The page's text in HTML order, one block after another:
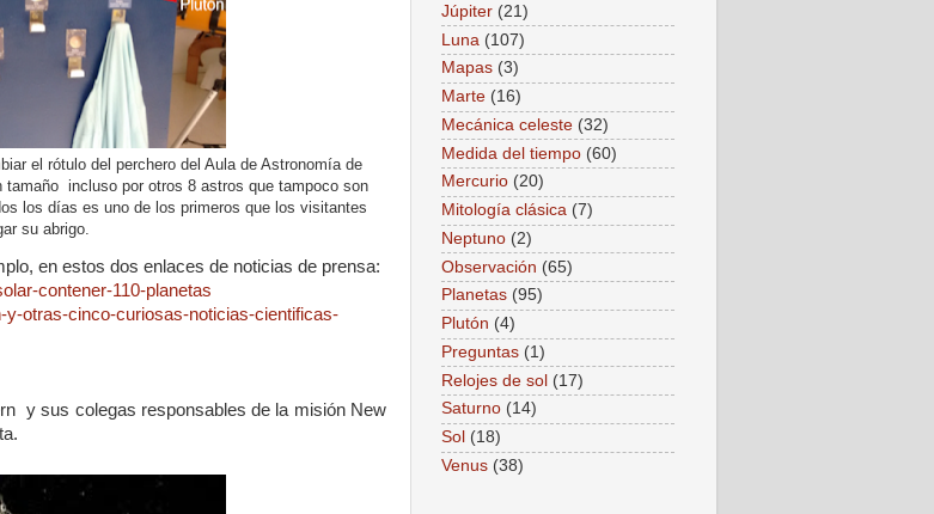
el rótulo del perchero del Aula de Astronomía de
tamaño incluso por otros 8 astros que tampoco son
los días es uno de los primeros que los visitantes
su abrigo.
en estos dos enlaces de noticias de prensa:
contener-110-planetas
otras-cinco-curiosas-noticias-cientificas-
y sus colegas responsables de la misión New
Júpiter (21)
Luna (107)
Mapas (3)
Marte (16)
Mecánica celeste (32)
Medida del tiempo (60)
Mercurio (20)
Mitología clásica (7)
Neptuno (2)
Observación (65)
Planetas (95)
Plutón (4)
Preguntas (1)
Relojes de sol (17)
Saturno (14)
Sol (18)
Venus (38)